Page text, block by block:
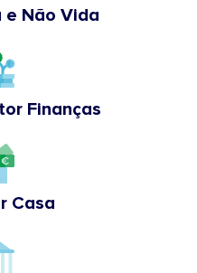
e Não Vida
Finanças
Casa